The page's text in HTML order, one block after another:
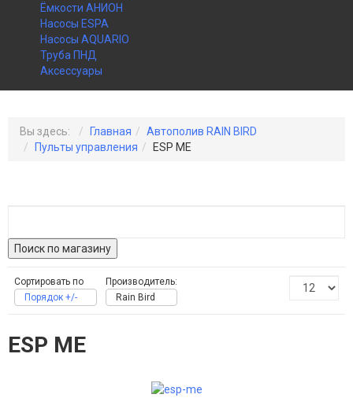
Ёмкости АНИОН
Насосы ESPA
Насосы AQUARIO
Труба ПНД
Аксессуары
Вы здесь: Главная
Автополив RAIN BIRD
Пульты управления
ESP ME
Сортировать по
Порядок +/-
Производитель:
Rain Bird
ESP ME